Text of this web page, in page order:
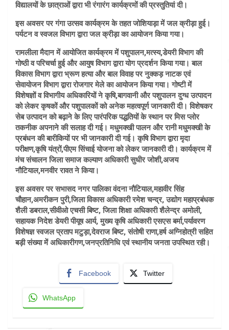
विद्यालयों के छात्राओं द्वारा भी रंगारंग कार्यक्रमों की प्रस्तुतियां दी।
इस अवसर पर गंगा उत्सव कार्यक्रम के तहत जोशियाड़ा में जल क्रीड़ा हुई।
पर्यटन व स्वजल विभाग द्वारा जल क्रीड़ा का आयोजन किया गया।
रामलीला मैदान में आयोजित कार्यक्रम में पशुपालन,मत्स्य,डेयरी विभाग की
गोष्ठी व परिचर्चा हुई और आयुष विभाग द्वारा योग प्रदर्शन किया गया। बाल
विकास विभाग द्वारा भ्रूण हत्या और बाल विवाह पर नुक्कड़ नाटक एवं
सेवायोजन विभाग द्वारा रोजगार मेले का आयोजन किया गया। गोष्टी में
विशेषज्ञों व विभागीय अधिकारियों ने कृषि,बागवानी और पशुपालन दुग्ध उत्पादन
को लेकर कृषकों और पशुपालकों को अनेक महत्वपूर्ण जानकारी दी। विशेषकर
सेब उत्पादन को बढ़ाने के लिए पारंपरिक पद्धतियों के स्थान पर मिस प्लोर
तकनीक अपनाने की सलाह दी गई। मधुमक्खी पालन और रानी मधुमक्खी के
प्रबंधन की बारीकियों पर भी जानकारी दी गई। कृषि विभाग द्वारा मृदा
परीक्षण,कृषि यंत्रों,पीएम सिंचाई योजना को लेकर जानकारी दी। कार्यक्रम में
मंच संचालन जिला समाज कल्याण अधिकारी सुधीर जोशी,अजय
नौटियाल,मनवीर रावत ने किया।
इस अवसर पर सभासद नगर पालिका वंदना नौटियाल,महावीर सिंह
चौहान,अमरीकन पुरी,जिला विकास अधिकारी रमेश चन्द्र, उद्योग महाप्रबंधक
शैली डबराल,सीवीओ एचसी बिष्ट, जिला शिक्षा अधिकारी शैलेन्द्र अमोली,
सहायक निदेश डेयरी पीयूष आर्य, मुख्य कृषि अधिकारी एसएस बर्मा,पर्यावरण
विशेषज्ञ स्वजल प्रताप मटुड़ा,देवराज बिष्ट, संतोषी राणा,हर्ष अग्निहोत्री सहित
बड़ी संख्या में अधिकारीगण,जनप्रतिनिधि एवं स्थानीय जनता उपस्थित रही।
Facebook Twitter
WhatsApp